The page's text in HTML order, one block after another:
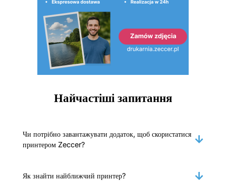
Найчастіші запитання
Чи потрібно завантажувати додаток, щоб скористатися
принтером Zeccer?
Як знайти найближчий принтер?